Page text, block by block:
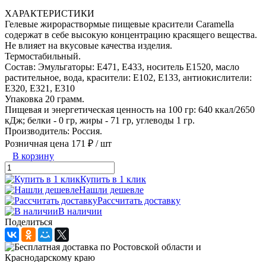
ХАРАКТЕРИСТИКИ
Гелевые жирораствормые пищевые красители Caramella
содержат в себе высокую концентрацию красящего вещества.
Не влияет на вкусовые качества изделия.
Термостабильный.
Состав: Эмульгаторы: Е471, Е433, носитель Е1520, масло
растительное, вода, красители: Е102, Е133, антиокислители:
Е320, Е321, Е310
Упаковка 20 грамм.
Пищевая и энергетическая ценность на 100 гр: 640 ккал/2650
кДж; белки - 0 гр, жиры - 71 гр, углеводы 1 гр.
Производитель: Россия.
Розничная цена 171 ₽ / шт
В корзину
Купить в 1 клик
Нашли дешевле
Рассчитать доставку
В наличии
Поделиться